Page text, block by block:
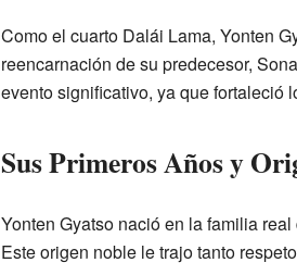
Como el cuarto Dalái Lama, Yonten
reencarnación de su predecesor,
evento significativo, ya que fortaleció
Sus Primeros Años y
Yonten Gyatso nació en la familia
Este origen noble le trajo tanto